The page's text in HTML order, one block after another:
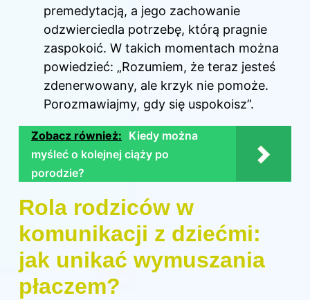
premedytacją, a jego zachowanie
odzwierciedla potrzebę, którą pragnie
zaspokoić. W takich momentach można
powiedzieć: „Rozumiem, że teraz jesteś
zdenerwowany, ale krzyk nie pomoże.
Porozmawiajmy, gdy się uspokoisz”.
Zobacz również: Kiedy można
myśleć o kolejnej ciąży po
porodzie?
Rola rodziców w
komunikacji z dziećmi:
jak unikać wymuszania
płaczem?